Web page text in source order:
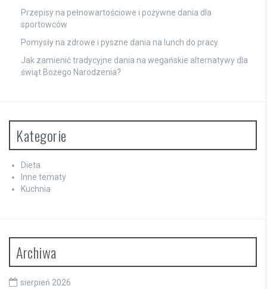
Przepisy na pełnowartościowe i pożywne dania dla
sportowców
Pomysły na zdrowe i pyszne dania na lunch do pracy
Jak zamienić tradycyjne dania na wegańskie alternatywy dla
świąt Bożego Narodzenia?
Kategorie
Dieta
Inne tematy
Kuchnia
Archiwa
sierpień 2026